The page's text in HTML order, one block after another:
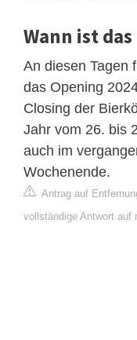
Wann ist
An diesen Tagen
das Opening
Closing der
Jahr vom 26. bis
auch im
Wochenende.
Antrag auf
vollständige Antwort auf